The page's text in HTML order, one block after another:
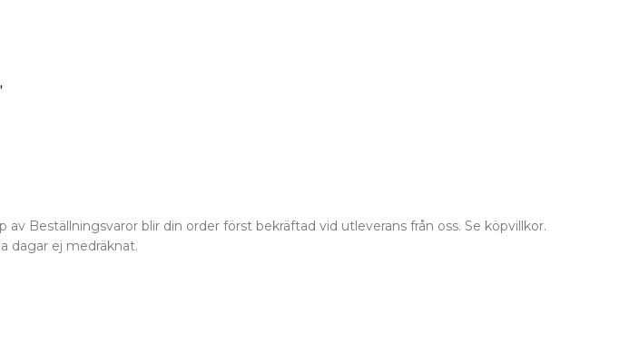
Beställningsvaror blir din order först bekräftad vid utleverans från oss. Se köpvillkor.
dagar ej medräknat.